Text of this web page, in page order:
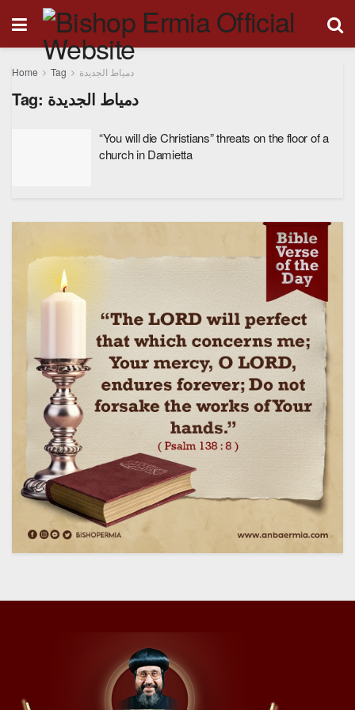
Home Tag دمياط الجديدة
Tag: دمياط الجديدة
“You will die Christians” threats on the floor of a
church in Damietta